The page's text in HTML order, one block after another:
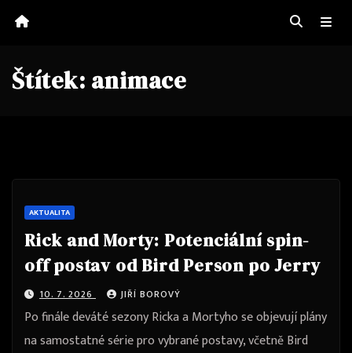
Štítek: animace
AKTUALITA
Rick and Morty: Potenciální spin-
off postav od Bird Person po Jerry
10. 7. 2026 JIŘÍ BOROVÝ
Po finále deváté sezony Ricka a Mortyho se objevují plány
na samostatné série pro vybrané postavy, včetně Bird